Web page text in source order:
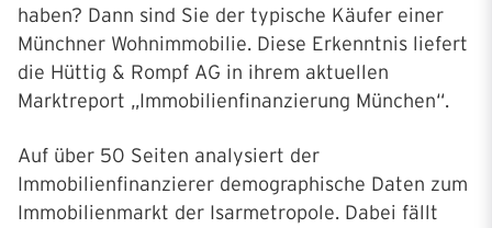
haben? Dann sind Sie der typische Käufer einer
Münchner Wohnimmobilie. Diese Erkenntnis liefert
die Hüttig & Rompf AG in ihrem aktuellen
Marktreport „Immobilienfinanzierung München“.
Auf über 50 Seiten analysiert der
Immobilienfinanzierer demographische Daten zum
Immobilienmarkt der Isarmetropole. Dabei fällt